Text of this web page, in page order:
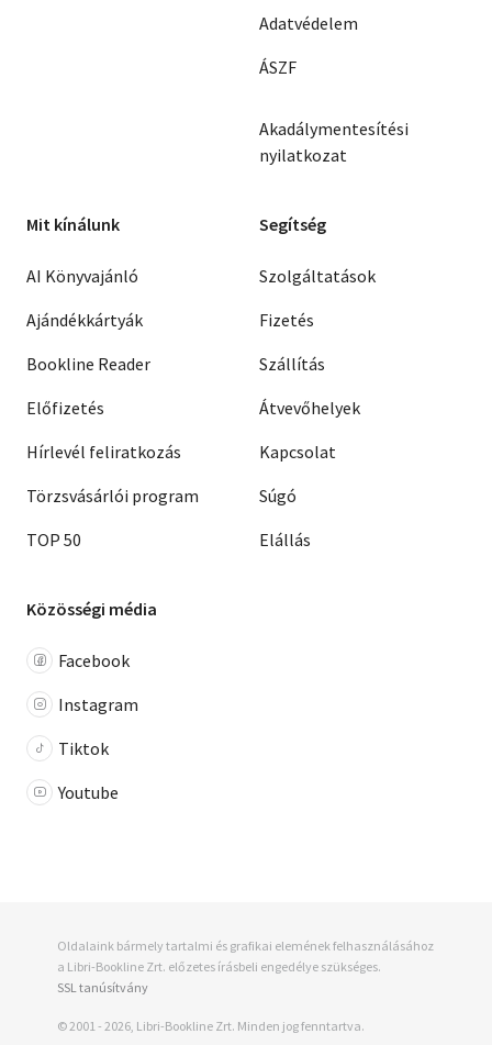
Adatvédelem
ÁSZF
Akadálymentesítési
nyilatkozat
Mit kínálunk
AI Könyvajánló
Ajándékkártyák
Bookline Reader
Előfizetés
Hírlevél feliratkozás
Törzsvásárlói program
TOP 50
Segítség
Szolgáltatások
Fizetés
Szállítás
Átvevőhelyek
Kapcsolat
Súgó
Elállás
Közösségi média
Facebook
Instagram
Tiktok
Youtube
Oldalaink bármely tartalmi és grafikai elemének felhasználásához
a Libri-Bookline Zrt. előzetes írásbeli engedélye szükséges.
SSL tanúsítvány
© 2001 - 2026, Libri-Bookline Zrt. Minden jog fenntartva.